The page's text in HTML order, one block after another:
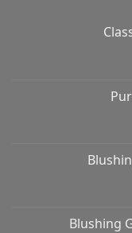
Blushing